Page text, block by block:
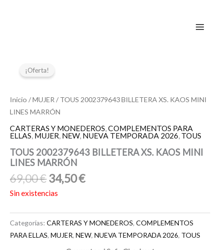
¡Oferta!
Inicio /MUJER / TOUS 2002379643 BILLETERA XS. KAOS MINI
LINES MARRÓN
CARTERAS Y MONEDEROS,COMPLEMENTOS PARA
ELLAS, MUJER, NEW, NUEVA TEMPORADA 2026, TOUS
TOUS 2002379643 BILLETERA XS. KAOS MINI
LINES MARRÓN
69,00€
era:
69,00 €.
34,50€
es:
Sin existencias
Categorías: CARTERAS Y MONEDEROS, COMPLEMENTOS
PARA ELLAS, MUJER, NEW, NUEVA TEMPORADA 2026, TOUS